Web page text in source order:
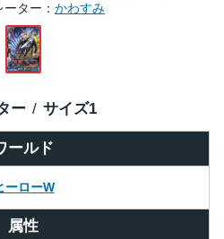
ーター かわすみ
ールド
ーローW
ー サイズ1
属性